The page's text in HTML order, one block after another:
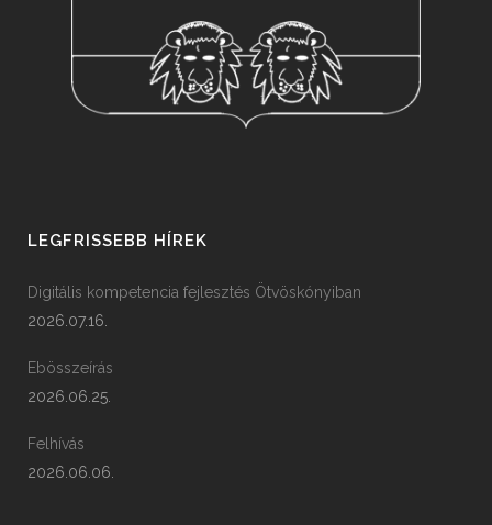
LEGFRISSEBB HÍREK
Digitális kompetencia fejlesztés Ötvöskónyiban
2026.07.16.
Ebösszeírás
2026.06.25.
Felhívás
2026.06.06.